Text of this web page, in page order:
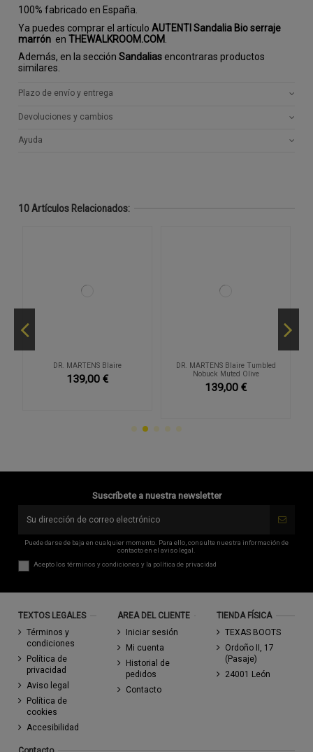
100% fabricado en España.
Ya puedes comprar el artículoAUTENTI Sandalia Bio serraje
marrón enTHEWALKROOM.COM
Además, en la secciónSandalias encontraras productos
similares.
Plazo de envío y entrega
Devoluciones y cambios
Ayuda
10 Artículos Relacionados:
DR. MARTENS Blaire
139,00 €
DR. MARTENS Blaire Tumbled
Nobuck Muted Olive
139,00 €
Suscríbete a nuestra newsletter
Puede darse de baja en cualquier momento. Para ello, consulte nuestra información de
contacto en el aviso legal.
Acepto lostérminos y condiciones y la política de privacidad
TEXTOS LEGALES
Términos y
condiciones
Política de
privacidad
Aviso legal
Política de
cookies
Accesibilidad
AREA DEL CLIENTE
Iniciar sesión
Mi cuenta
Historial de
pedidos
Contacto
TIENDA FÍSICA
TEXAS BOOTS
Ordoño II, 17
(Pasaje)
24001 León